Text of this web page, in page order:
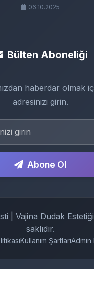
06.10.2025
Bülten Aboneliği
haberdar olmak
adresinizi girin.
Abone Ol
| Vajina Dudak
saklıdır.
Kullanım ŞartlarıAdmin